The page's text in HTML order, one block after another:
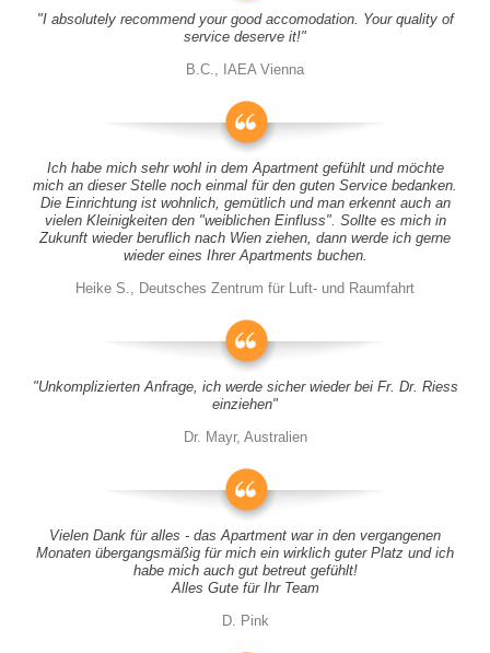
"I absolutely recommend your good accomodation. Your quality of
service deserve it!"
B.C., IAEA Vienna
Ich habe mich sehr wohl in dem Apartment gefühlt und möchte
mich an dieser Stelle noch einmal für den guten Service bedanken.
Die Einrichtung ist wohnlich, gemütlich und man erkennt auch an
vielen Kleinigkeiten den "weiblichen Einfluss". Sollte es mich in
Zukunft wieder beruflich nach Wien ziehen, dann werde ich gerne
wieder eines Ihrer Apartments buchen.
Heike S., Deutsches Zentrum für Luft- und Raumfahrt
"Unkomplizierten Anfrage, ich werde sicher wieder bei Fr. Dr. Riess
einziehen"
Dr. Mayr, Australien
Vielen Dank für alles - das Apartment war in den vergangenen
Monaten übergangsmäßig für mich ein wirklich guter Platz und ich
habe mich auch gut betreut gefühlt!
Alles Gute für Ihr Team
D. Pink